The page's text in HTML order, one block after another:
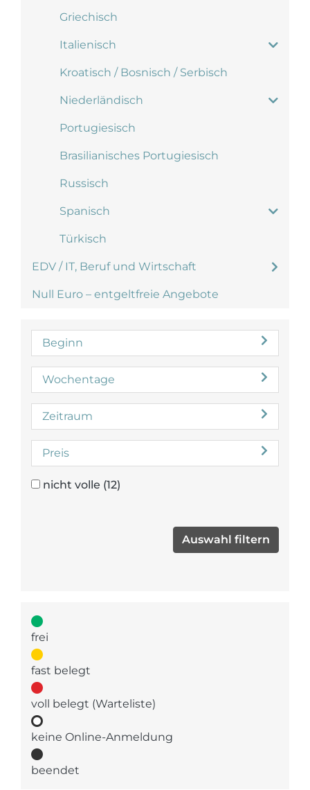
Griechisch
Italienisch
Kroatisch / Bosnisch / Serbisch
Niederländisch
Portugiesisch
Brasilianisches Portugiesisch
Russisch
Spanisch
Türkisch
EDV / IT, Beruf und Wirtschaft
Null Euro – entgeltfreie Angebote
Beginn
Wochentage
Zeitraum
Preis
nicht volle (12)
frei
fast belegt
voll belegt (Warteliste)
keine Online-Anmeldung
beendet